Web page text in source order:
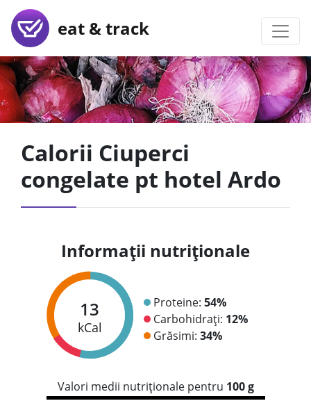
eat & track
Calorii Ciuperci
congelate pt hotel Ardo
Informații nutriționale
13
kCal
Proteine: 54%
Carbohidrați: 12%
Grăsimi: 34%
Valori medii nutriționale pentru 100 g